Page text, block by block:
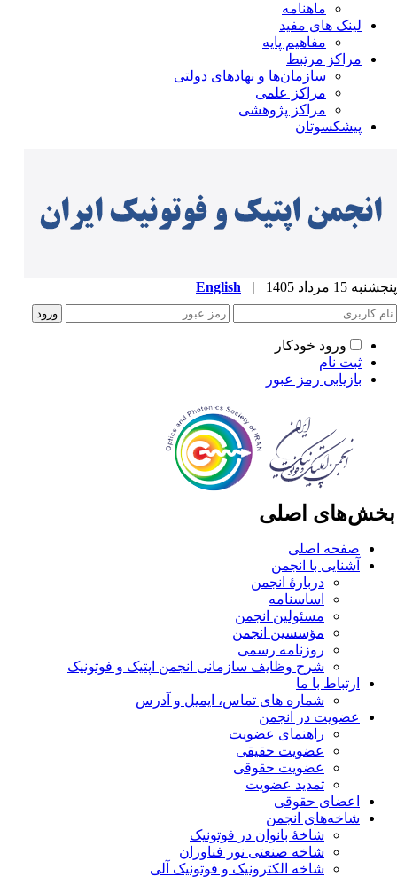
ماهنامه
لینک های مفید
مفاهیم پایه
مراکز مرتبط
سازمان‌ها و نهادهای دولتی
مراکز علمی
مراکز پژوهشی
پیشکسوتان
15 مرداد 1405 |
English
ورود خودکار
ثبت نام
بازیابی رمز عبور
اصلی
صفحه اصلی
آشنایی با انجمن
دربارۀ انجمن
اساسنامه
مسئولین انجمن
مؤسسین انجمن
روزنامه رسمی
شرح وظایف سازمانی انجمن اپتیک و فوتونیک
ارتباط با ما
شماره های تماس، ایمیل و آدرس
عضویت در انجمن
راهنمای عضویت
عضویت حقیقی
عضویت حقوقی
تمدید عضویت
اعضای حقوقی
شاخه‌های انجمن
شاخۀ بانوان در فوتونیک
شاخه صنعتی نور فناوران
شاخه‌ الکترونیک و فوتونیک آلی